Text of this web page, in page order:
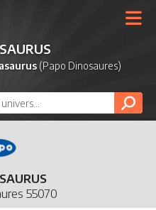
AJOUTS
(Papo Dinosaures)
55070